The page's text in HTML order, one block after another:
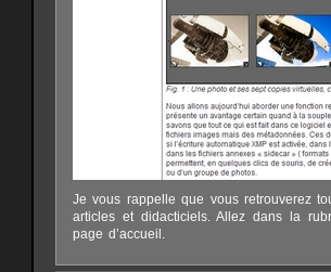
Je vous rappelle que vous retrouverez
articles et didacticiels. Allez dans la
page d’accueil.